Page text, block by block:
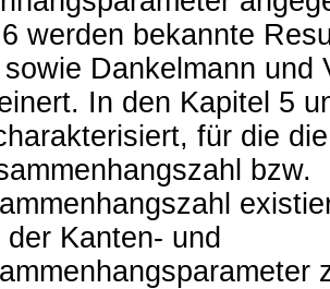
werden bekannte
Dankelmann und
In den Kapitel 5
für die
bzw.
Kanten- und